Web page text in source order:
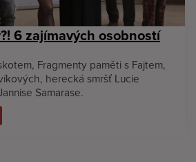
6 zajímavých osobností
Fragmenty paměti s Fajtem,
herecká smršť Lucie
Samarase.